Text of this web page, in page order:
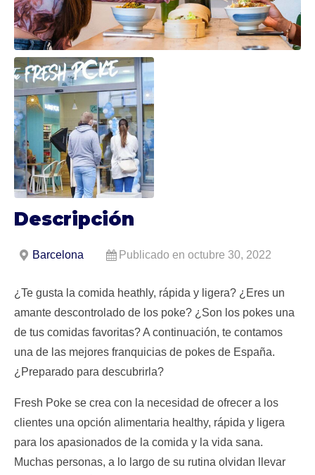
Descripción
Barcelona Publicado en octubre 30, 2022
¿Te gusta la comida heathly, rápida y ligera? ¿Eres un
amante descontrolado de los poke? ¿Son los pokes una
de tus comidas favoritas? A continuación, te contamos
una de las mejores franquicias de pokes de España.
¿Preparado para descubrirla?
Fresh Poke se crea con la necesidad de ofrecer a los
clientes una opción alimentaria healthy, rápida y ligera
para los apasionados de la comida y la vida sana.
Muchas personas, a lo largo de su rutina olvidan llevar